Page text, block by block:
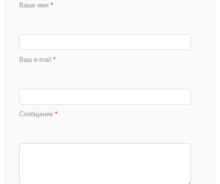
Ваше имя *
Ваш e-mail *
Сообщение *